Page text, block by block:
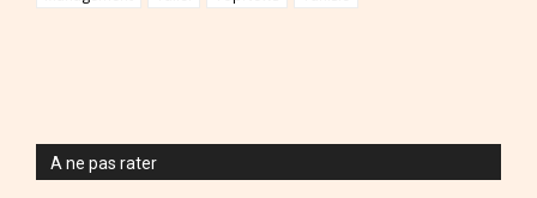
A ne pas rater